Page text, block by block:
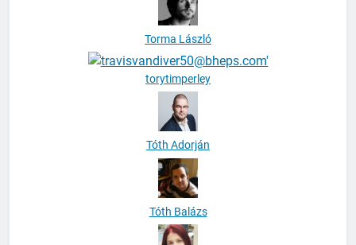
Torma László
torytimperley
Tóth Adorján
Tóth Balázs